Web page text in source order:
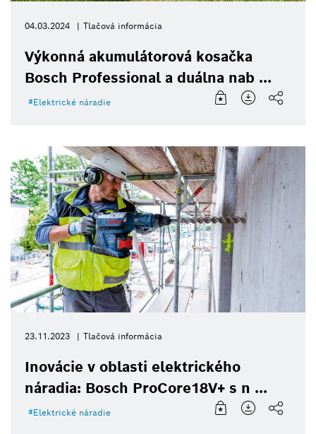
04.03.2024 Tlačová informácia
Výkonná akumulátorová kosačka
Bosch Professional a duálna nab ...
Elektrické náradie
23.11.2023 Tlačová informácia
Inovácie v oblasti elektrického
náradia: Bosch ProCore18V+ s n ...
Elektrické náradie